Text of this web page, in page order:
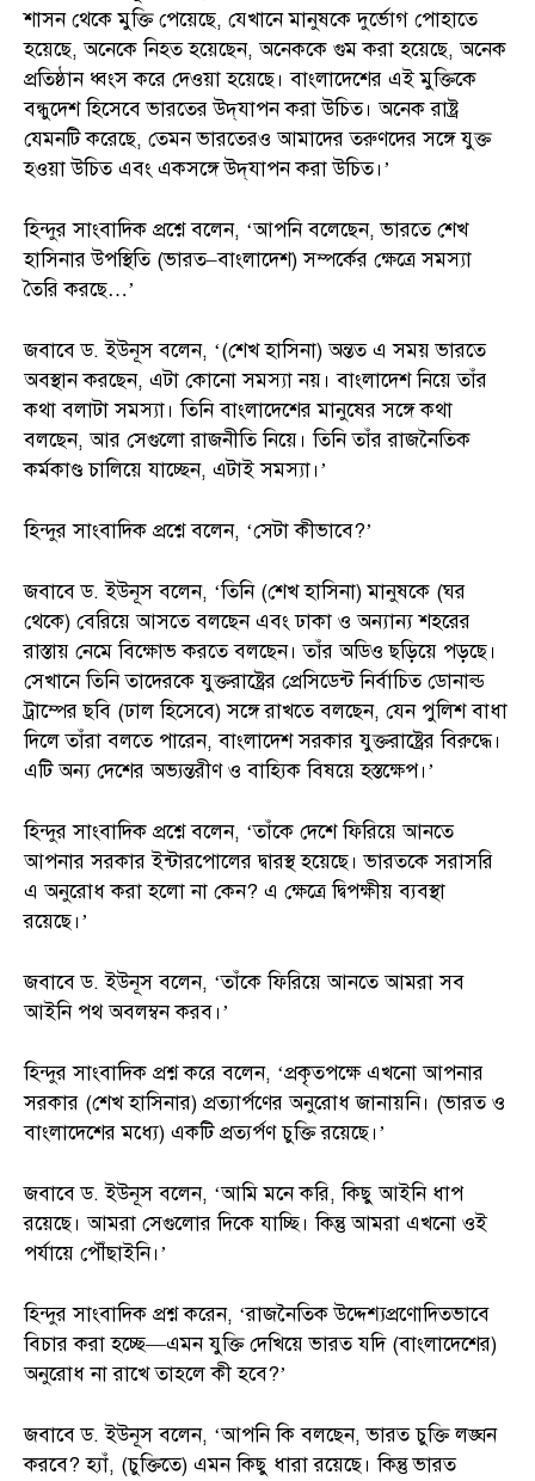
শাসন থেকে মুক্তি পেয়েছে, যেখানে মানুষকে দুর্ভোগ পোহাতে
হয়েছে, অনেকে নিহত হয়েছেন, অনেককে গুম করা হয়েছে, অনেক
প্রতিষ্ঠান ধ্বংস করে দেওয়া হয়েছে। বাংলাদেশের এই মুক্তিকে
বন্ধুদেশ হিসেবে ভারতের উদ্‌যাপন করা উচিত। অনেক রাষ্ট্র
যেমনটি করেছে, তেমন ভারতেরও আমাদের তরুণদের সঙ্গে যুক্ত
হওয়া উচিত এবং একসঙ্গে উদ্‌যাপন করা উচিত।’
হিন্দুর সাংবাদিক প্রশ্নে বলেন, ‘আপনি বলেছেন, ভারতে শেখ
হাসিনার উপস্থিতি (ভারত–বাংলাদেশ) সম্পর্কের ক্ষেত্রে সমস্যা
তৈরি করছে…’
জবাবে ড. ইউনূস বলেন, ‘(শেখ হাসিনা) অন্তত এ সময় ভারতে
অবস্থান করছেন, এটা কোনো সমস্যা নয়। বাংলাদেশ নিয়ে তাঁর
কথা বলাটা সমস্যা। তিনি বাংলাদেশের মানুষের সঙ্গে কথা
বলছেন, আর সেগুলো রাজনীতি নিয়ে। তিনি তাঁর রাজনৈতিক
কর্মকাণ্ড চালিয়ে যাচ্ছেন, এটাই সমস্যা।’
হিন্দুর সাংবাদিক প্রশ্নে বলেন, ‘সেটা কীভাবে?’
জবাবে ড. ইউনূস বলেন, ‘তিনি (শেখ হাসিনা) মানুষকে (ঘর
থেকে) বেরিয়ে আসতে বলছেন এবং ঢাকা ও অন্যান্য শহরের
রাস্তায় নেমে বিক্ষোভ করতে বলছেন। তাঁর অডিও ছড়িয়ে পড়ছে।
সেখানে তিনি তাদেরকে যুক্তরাষ্ট্রের প্রেসিডেন্ট নির্বাচিত ডোনাল্ড
ট্রাম্পের ছবি (ঢাল হিসেবে) সঙ্গে রাখতে বলছেন, যেন পুলিশ বাধা
দিলে তাঁরা বলতে পারেন, বাংলাদেশ সরকার যুক্তরাষ্ট্রের বিরুদ্ধে।
এটি অন্য দেশের অভ্যন্তরীণ ও বাহ্যিক বিষয়ে হস্তক্ষেপ।’
হিন্দুর সাংবাদিক প্রশ্নে বলেন, ‘তাঁকে দেশে ফিরিয়ে আনতে
আপনার সরকার ইন্টারপোলের দ্বারস্থ হয়েছে। ভারতকে সরাসরি
এ অনুরোধ করা হলো না কেন? এ ক্ষেত্রে দ্বিপক্ষীয় ব্যবস্থা
রয়েছে।’
জবাবে ড. ইউনূস বলেন, ‘তাঁকে ফিরিয়ে আনতে আমরা সব
আইনি পথ অবলম্বন করব।’
হিন্দুর সাংবাদিক প্রশ্ন করে বলেন, ‘প্রকৃতপক্ষে এখনো আপনার
সরকার (শেখ হাসিনার) প্রত্যার্পণের অনুরোধ জানায়নি। (ভারত ও
বাংলাদেশের মধ্যে) একটি প্রত্যর্পণ চুক্তি রয়েছে।’
জবাবে ড. ইউনূস বলেন, ‘আমি মনে করি, কিছু আইনি ধাপ
রয়েছে। আমরা সেগুলোর দিকে যাচ্ছি। কিন্তু আমরা এখনো ওই
পর্যায়ে পৌঁছাইনি।’
হিন্দুর সাংবাদিক প্রশ্ন করেন, ‘রাজনৈতিক উদ্দেশ্যপ্রণোদিতভাবে
বিচার করা হচ্ছে—এমন যুক্তি দেখিয়ে ভারত যদি (বাংলাদেশের)
অনুরোধ না রাখে তাহলে কী হবে?’
জবাবে ড. ইউনূস বলেন, ‘আপনি কি বলছেন, ভারত চুক্তি লঙ্ঘন
করবে? হ্যাঁ, (চুক্তিতে) এমন কিছু ধারা রয়েছে। কিন্তু ভারত